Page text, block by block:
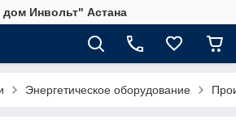
Инвольт" Астана
Энергетическое оборудование